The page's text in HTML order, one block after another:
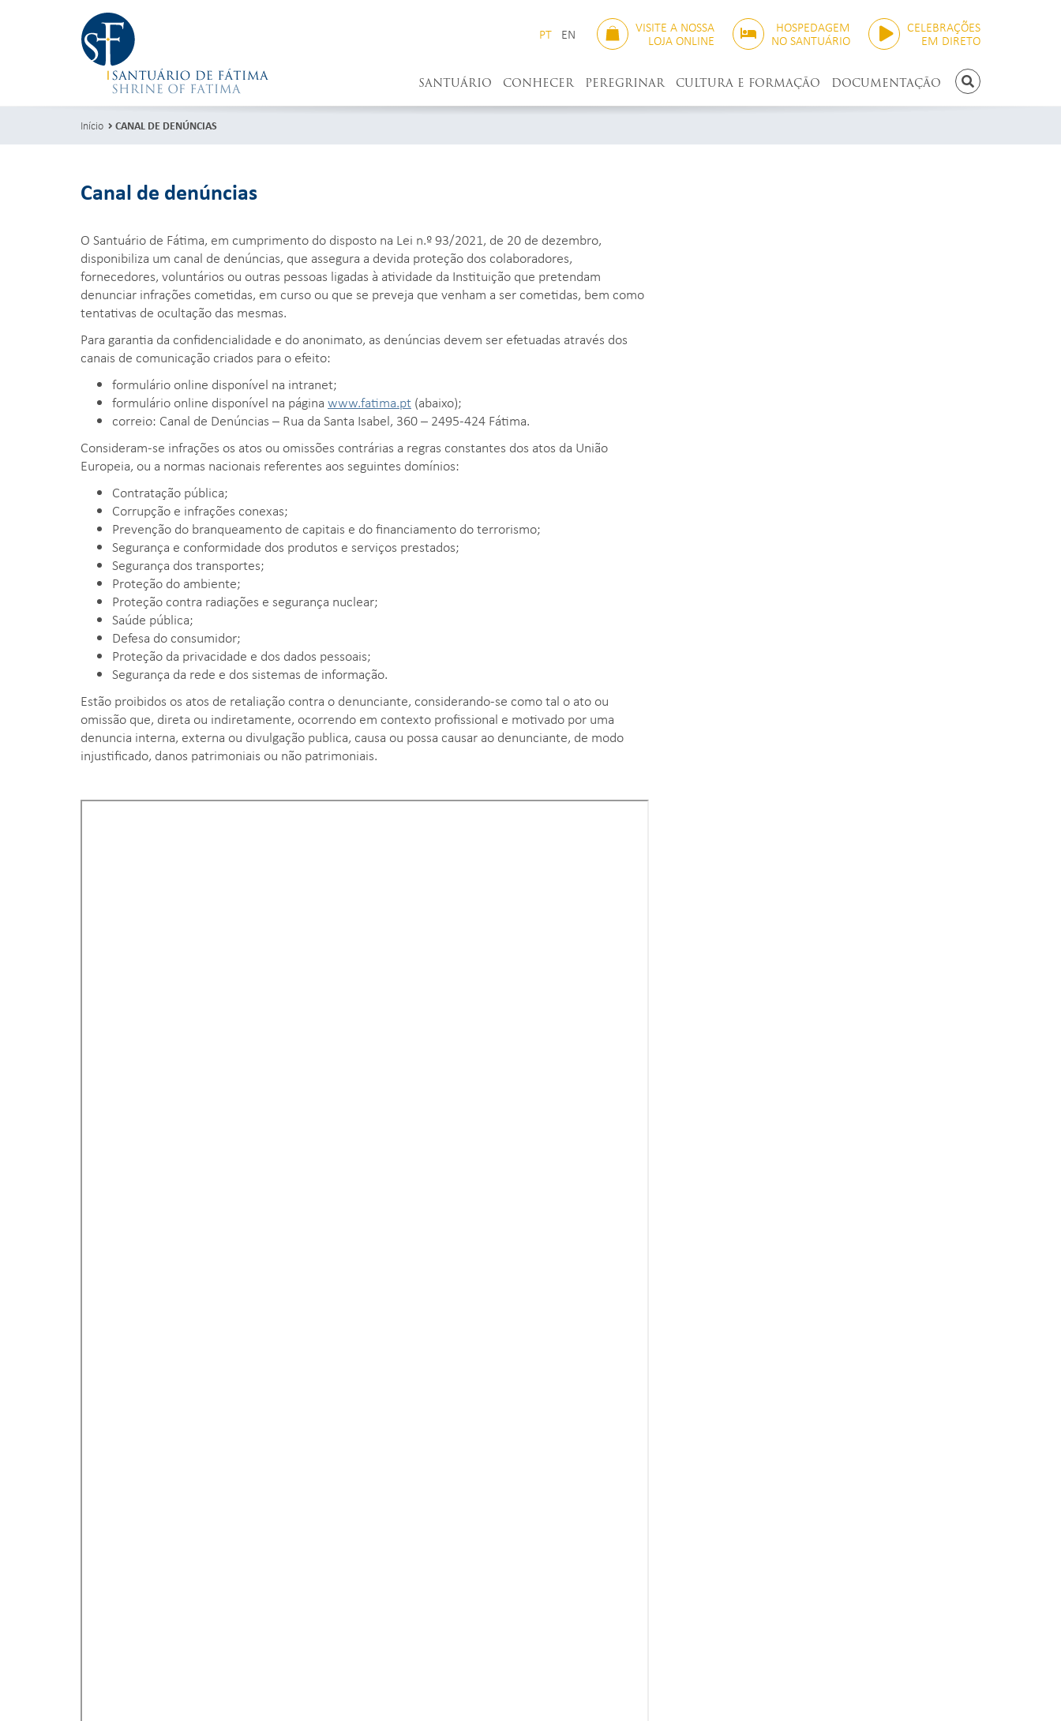
PT EN VISITE A NOSSA
LOJA ONLINE
HOSPEDAGEM
NO SANTUÁRIO
CELEBRAÇÕES
EM DIRETO
PESQUISAR
SANTUÁRIO CONHECER PEREGRINAR CULTURA E FORMAÇÃO DOCUMENTAÇÃO
Início CANAL DE DENÚNCIAS
Canal de denúncias
O Santuário de Fátima, em cumprimento do disposto na Lei n.º 93/2021, de 20 de dezembro,
disponibiliza um canal de denúncias, que assegura a devida proteção dos colaboradores,
fornecedores, voluntários ou outras pessoas ligadas à atividade da Instituição que pretendam
denunciar infrações cometidas, em curso ou que se preveja que venham a ser cometidas, bem como
tentativas de ocultação das mesmas.
Para garantia da confidencialidade e do anonimato, as denúncias devem ser efetuadas através dos
canais de comunicação criados para o efeito:
formulário online disponível na intranet;
formulário online disponível na página www.fatima.pt (abaixo);
correio: Canal de Denúncias – Rua da Santa Isabel, 360 – 2495-424 Fátima.
Consideram-se infrações os atos ou omissões contrárias a regras constantes dos atos da União
Europeia, ou a normas nacionais referentes aos seguintes domínios:
Contratação pública;
Corrupção e infrações conexas;
Prevenção do branqueamento de capitais e do financiamento do terrorismo;
Segurança e conformidade dos produtos e serviços prestados;
Segurança dos transportes;
Proteção do ambiente;
Proteção contra radiações e segurança nuclear;
Saúde pública;
Defesa do consumidor;
Proteção da privacidade e dos dados pessoais;
Segurança da rede e dos sistemas de informação.
Estão proibidos os atos de retaliação contra o denunciante, considerando-se como tal o ato ou
omissão que, direta ou indiretamente, ocorrendo em contexto profissional e motivado por uma
denuncia interna, externa ou divulgação publica, causa ou possa causar ao denunciante, de modo
injustificado, danos patrimoniais ou não patrimoniais.